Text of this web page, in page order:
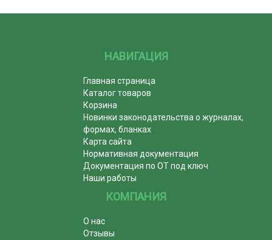
НАВИГАЦИЯ
Главная страница
Каталог товаров
Корзина
Новинки законодательства о журналах,
формах, бланках
Карта сайта
Нормативная документация
Документация по ОТ под ключ
Наши работы
КОМПАНИЯ
О нас
Отзывы